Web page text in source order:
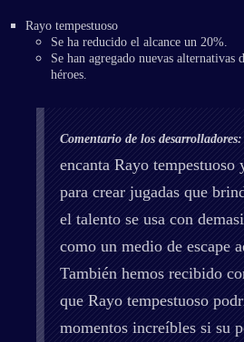
Rayo tempestuoso
Se ha reducido el alcance un 20%.
Se han agregado nuevas alternativas
héroes.
Comentario de los desarrolladores:
encanta Rayo tempestuoso
para crear jugadas que
el talento se usa con
como un medio de escape
También hemos recibido
que Rayo tempestuoso
momentos increíbles si su